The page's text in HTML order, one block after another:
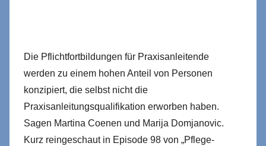
Die Pflichtfortbildungen für Praxisanleitende
werden zu einem hohen Anteil von Personen
konzipiert, die selbst nicht die
Praxisanleitungsqualifikation erworben haben.
Sagen Martina Coenen und Marija Domjanovic.
Kurz reingeschaut in Episode 98 von „Pflege-